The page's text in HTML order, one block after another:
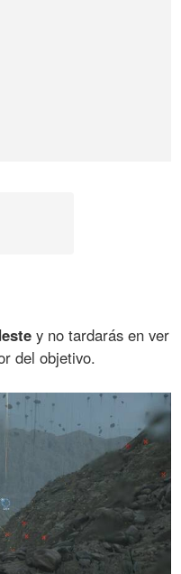
y no tardarás en ver
del objetivo.